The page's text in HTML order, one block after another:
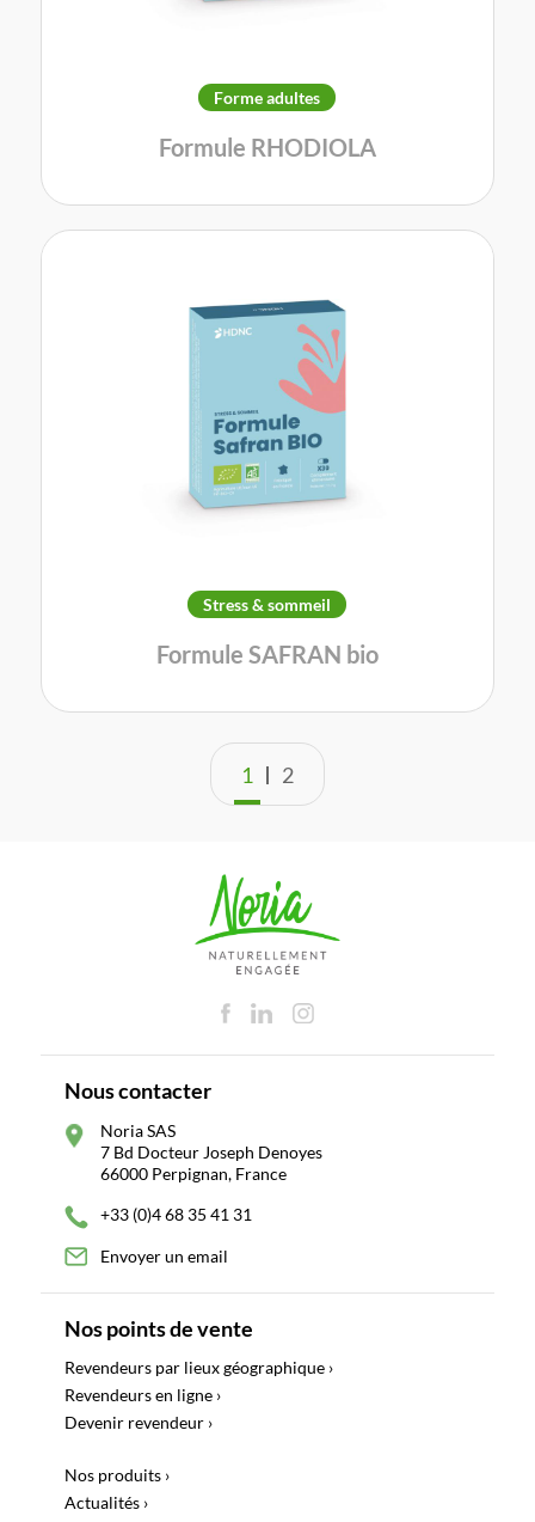
Forme adultes
Formule RHODIOLA
Stress & sommeil
Formule SAFRAN bio
1 2
Nous contacter
Noria SAS
7 Bd Docteur Joseph Denoyes
66000 Perpignan, France
+33 (0)4 68 35 41 31
Envoyer un email
Nos points de vente
Revendeurs par lieux géographique ›
Revendeurs en ligne ›
Devenir revendeur ›
Nos produits ›
Actualités ›